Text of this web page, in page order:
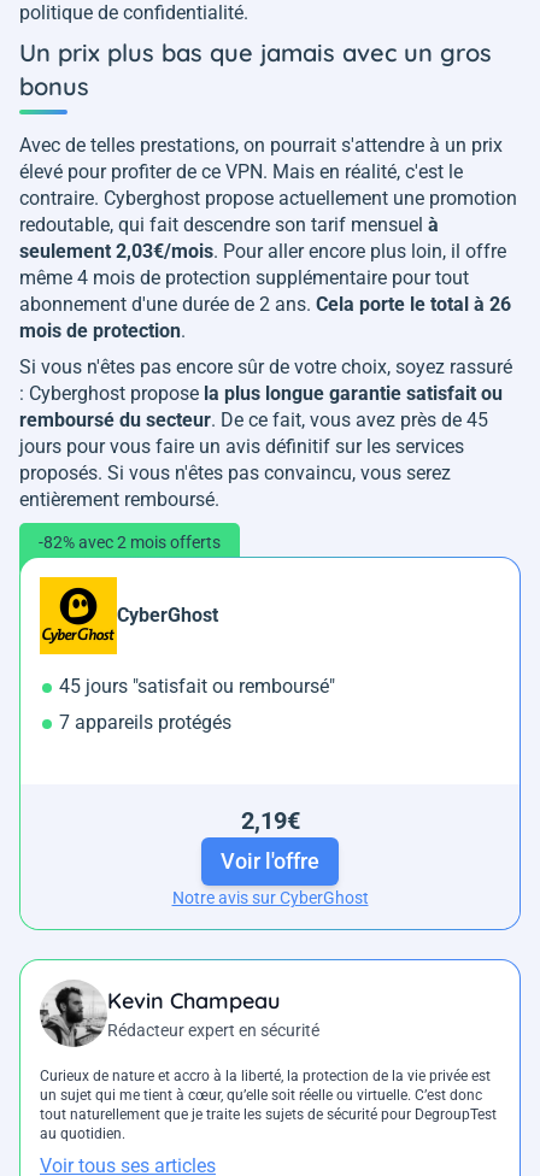
politique de confidentialité.
Un prix plus bas que jamais avec un gros
bonus
Avec de telles prestations, on pourrait s'attendre à un prix
élevé pour profiter de ce VPN. Mais en réalité, c'est le
contraire. Cyberghost propose actuellement une promotion
redoutable, qui fait descendre son tarif mensuel à
seulement 2,03€/mois. Pour aller encore plus loin, il offre
même 4 mois de protection supplémentaire pour tout
abonnement d'une durée de 2 ans. Cela porte le total à 26
mois de protection.
Si vous n'êtes pas encore sûr de votre choix, soyez rassuré
: Cyberghost propose la plus longue garantie satisfait ou
remboursé du secteur. De ce fait, vous avez près de 45
jours pour vous faire un avis définitif sur les services
proposés. Si vous n'êtes pas convaincu, vous serez
entièrement remboursé.
-82% avec 2 mois offerts
CyberGhost
45 jours "satisfait ou remboursé"
7 appareils protégés
2,19€
Voir l'offre
Notre avis sur CyberGhost
Kevin Champeau
Rédacteur expert en sécurité
Curieux de nature et accro à la liberté, la protection de la vie privée est
un sujet qui me tient à cœur, qu’elle soit réelle ou virtuelle. C’est donc
tout naturellement que je traite les sujets de sécurité pour DegroupTest
au quotidien.
Voir tous ses articles